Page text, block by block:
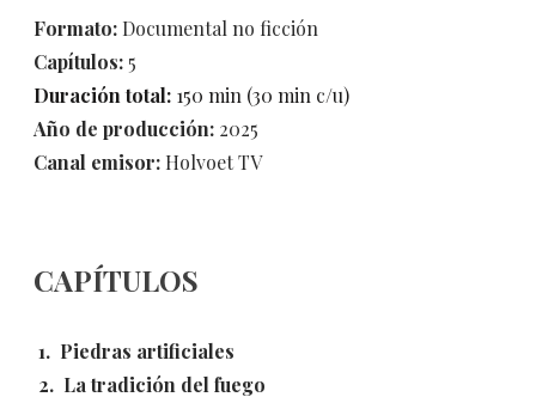
Formato: Documental no ficción
Capítulos: 5
Duración total: 150 min (30 min c/u)
Año de producción: 2025
​Canal emisor: Holvoet TV
CAPÍTULOS
1. Piedras artificiales
2. La tradición del fuego